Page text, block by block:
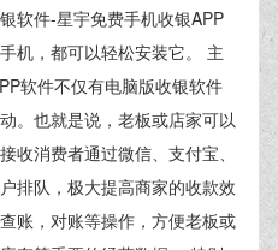
软件-星宇免费手机收银APP
机，都可以轻松安装它。 主
软件不仅有电脑版收银软件
。也就是说，老板或店家可以
收消费者通过微信、支付宝、
排队，极大提高商家的收款效
账，对账等操作，方便老板或